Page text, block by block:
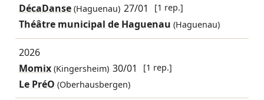
DécaDanse(Haguenau) 27/01 [1 rep.]
Théâtre municipal de Haguenau (Haguenau)
2026
Momix(Kingersheim) 30/01 [1 rep.]
Le PréO (Oberhausbergen)